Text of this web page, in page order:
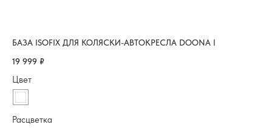
БАЗА ISOFIX ДЛЯ КОЛЯСКИ-АВТОКРЕСЛА DOONA I
19 999 ₽
Цвет
Расцветка